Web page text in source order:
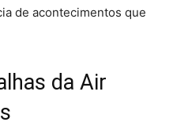
de acontecimentos que
da Air